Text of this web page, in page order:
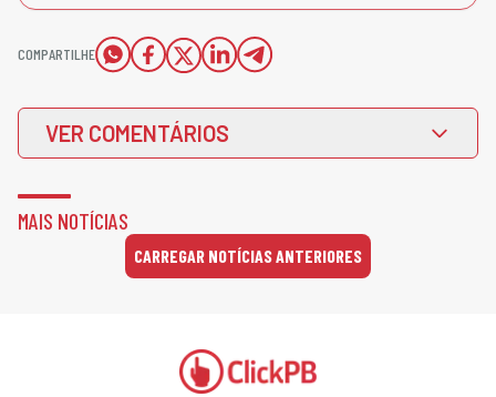
COMPARTILHE
VER COMENTÁRIOS
MAIS NOTÍCIAS
CARREGAR NOTÍCIAS ANTERIORES